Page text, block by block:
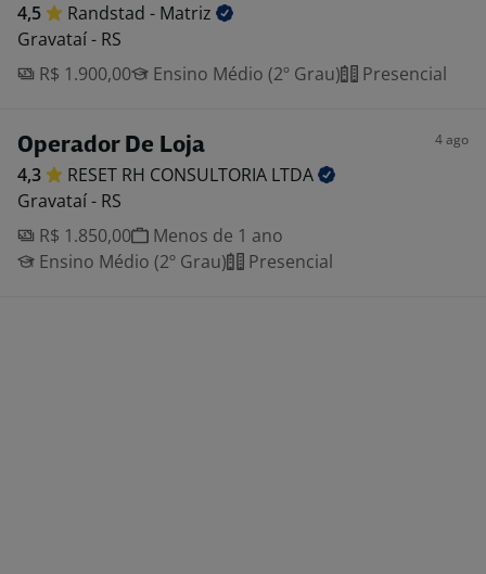
4,5 Randstad - Matriz
Gravataí - RS
R$ 1.900,00
Ensino Médio (2º Grau) Presencial
Operador De Loja 4 ago
4,3 RESET RH CONSULTORIA LTDA
Gravataí - RS
R$ 1.850,00
Menos de 1 ano
Ensino Médio (2º Grau)
Presencial